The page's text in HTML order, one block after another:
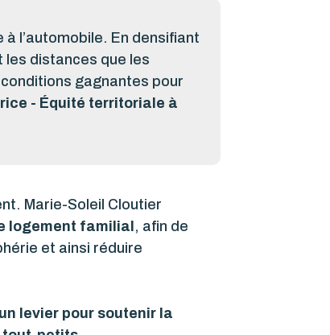
l’automobile. En densifiant
distances que les
gagnantes pour
- Équité territoriale à
Marie-Soleil Cloutier
logement familial, afin de
et ainsi réduire
levier pour soutenir la